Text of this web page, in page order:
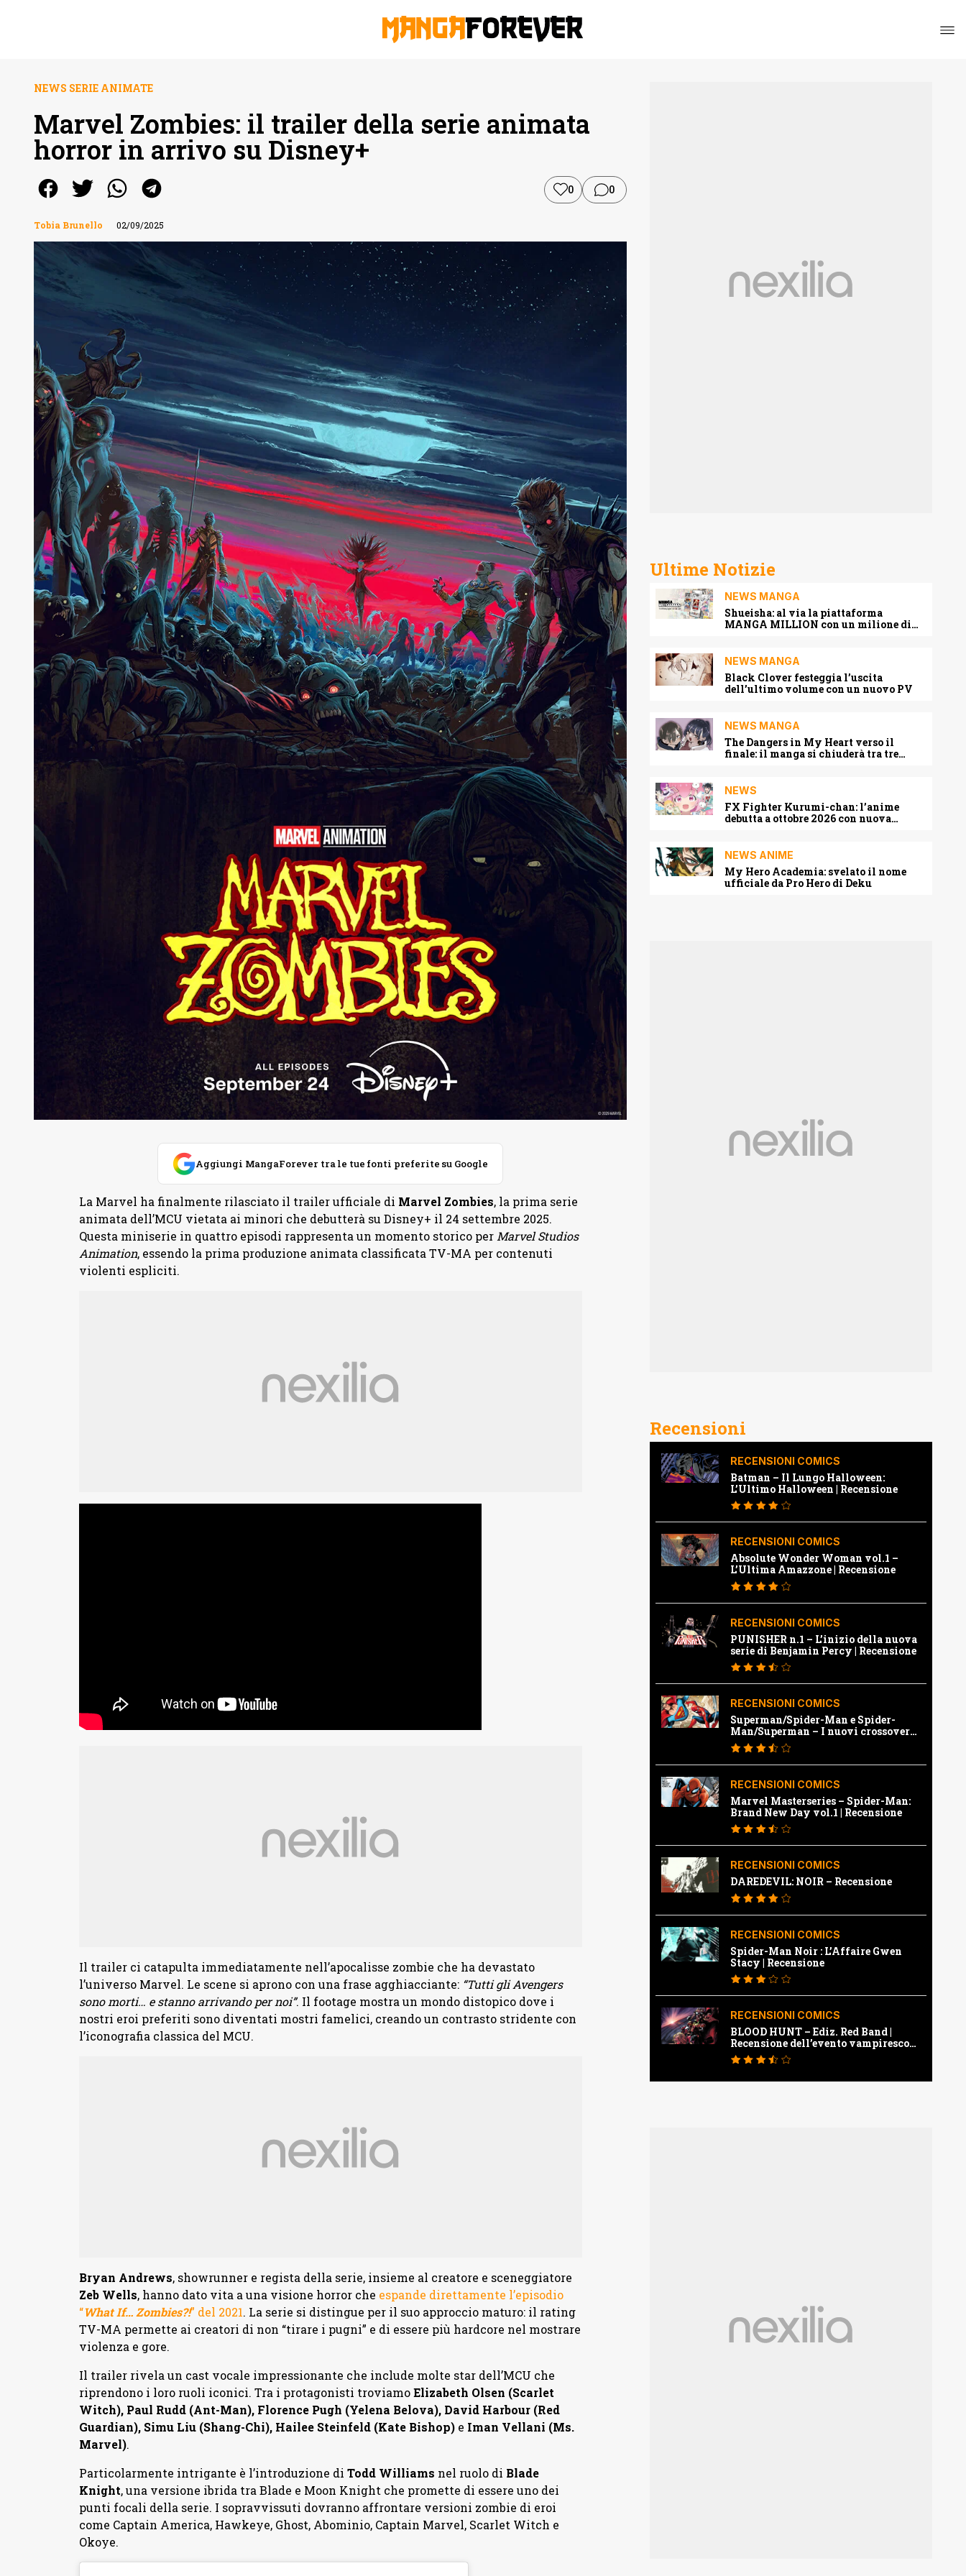
NEWS SERIE ANIMATE
Marvel Zombies: il trailer della serie animata
horror in arrivo su Disney+
0 0
Tobia Brunello 02/09/2025
Aggiungi MangaForever tra le tue fonti preferite su Google
La Marvel ha finalmente rilasciato il trailer ufficiale di Marvel Zombies, la prima serie
animata dell’MCU vietata ai minori che debutterà su Disney+ il 24 settembre 2025.
Questa miniserie in quattro episodi rappresenta un momento storico perMarvel Studios
Animation, essendo la prima produzione animata classificata TV-MA per contenuti
violenti espliciti.
Il trailer ci catapulta immediatamente nell’apocalisse zombie che ha devastato
l’universo Marvel. Le scene si aprono con una frase agghiacciante: “Tutti gli Avengers
sono morti… e stanno arrivando per noi”. Il footage mostra un mondo distopico dove i
nostri eroi preferiti sono diventati mostri famelici, creando un contrasto stridente con
l’iconografia classica del MCU.
Bryan Andrews, showrunner e regista della serie, insieme al creatore e sceneggiatore
Zeb Wells, hanno dato vita a una visione horror che espande direttamente l’episodio
“What If… Zombies?!” del 2021. La serie si distingue per il suo approccio maturo: il rating
TV-MA permette ai creatori di non “tirare i pugni” e di essere più hardcore nel mostrare
violenza e gore.
Il trailer rivela un cast vocale impressionante che include molte star dell’MCU che
riprendono i loro ruoli iconici. Tra i protagonisti troviamoElizabeth Olsen (Scarlet
Witch), Paul Rudd (Ant-Man), Florence Pugh (Yelena Belova), David Harbour (Red
Guardian), Simu Liu (Shang-Chi), Hailee Steinfeld (Kate Bishop) e Iman Vellani (Ms.
Marvel).
Particolarmente intrigante è l’introduzione di Todd Williams nel ruolo di Blade
Knight, una versione ibrida tra Blade e Moon Knight che promette di essere uno dei
punti focali della serie. I sopravvissuti dovranno affrontare versioni zombie di eroi
come Captain America, Hawkeye, Ghost, Abominio, Captain Marvel, Scarlet Witch e
Okoye.
Ultime Notizie
NEWS MANGA
Shueisha: al via la piattaforma
MANGA MILLION con un milione di
NEWS MANGA
Black Clover festeggia l’uscita
dell’ultimo volume con un nuovo PV
NEWS MANGA
The Dangers in My Heart verso il
finale: il manga si chiuderà tra tre
NEWS
FX Fighter Kurumi-chan: l’anime
debutta a ottobre 2026 con nuova
NEWS ANIME
My Hero Academia: svelato il nome
ufficiale da Pro Hero di Deku
Recensioni
RECENSIONI COMICS
Batman – Il Lungo Halloween:
L’Ultimo Halloween | Recensione
RECENSIONI COMICS
Absolute Wonder Woman vol.1 –
L’Ultima Amazzone | Recensione
RECENSIONI COMICS
PUNISHER n.1 – L’inizio della nuova
serie di Benjamin Percy | Recensione
RECENSIONI COMICS
Superman/Spider-Man e Spider-
Man/Superman – I nuovi crossover
Marvel e Dc | Recensione
RECENSIONI COMICS
Marvel Masterseries – Spider-Man:
Brand New Day vol.1 | Recensione
RECENSIONI COMICS
DAREDEVIL: NOIR – Recensione
RECENSIONI COMICS
Spider-Man Noir : L’Affaire Gwen
Stacy | Recensione
RECENSIONI COMICS
BLOOD HUNT – Ediz. Red Band |
Recensione dell’evento vampiresco
della Marvel